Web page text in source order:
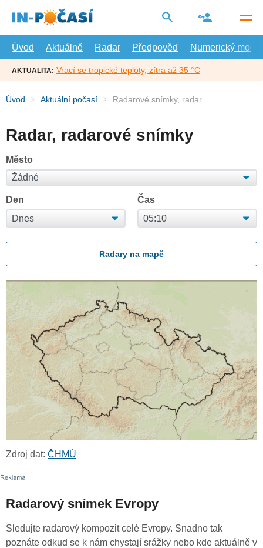
hlavní
Úvod
Aktuálně Radar Předpověď Numerický model
AKTUALITA: Vrací se tropické teploty, zítra až 35 °C
Úvod Aktuální počasí Radarové snímky, radar
Radar, radarové snímky
Město
Den Čas
Radary na mapě
Zdroj dat: ČHMÚ
Radarový snímek Evropy
Sledujte radarový kompozit celé Evropy. Snadno tak
poznáte odkud se k nám chystají srážky nebo kde aktuálně v